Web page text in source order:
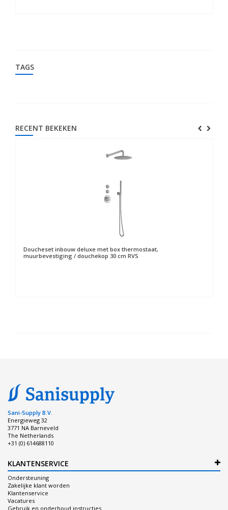
TAGS
RECENT BEKEKEN
Doucheset inbouw deluxe met box thermostaat,
muurbevestiging / douchekop 30 cm RVS
Sani-Supply B.V.
Energieweg 32
3771 NA Barneveld
The Netherlands
+31 (0) 614688110
KLANTENSERVICE
Ondersteuning
Zakelijke klant worden
Klantenservice
Vacatures
Gebruik en onderhoud instructies